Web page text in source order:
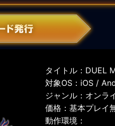
タイトル：DUEL
対象OS：iOS /
ジャンル：オンラ
価格：基本プレイ
動作環境：